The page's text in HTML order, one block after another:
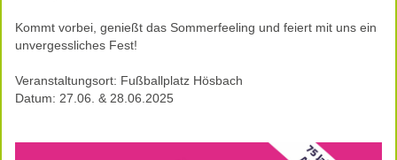
Kommt vorbei, genießt das Sommerfeeling und feiert mit uns ein
unvergessliches Fest!
Veranstaltungsort: Fußballplatz Hösbach
Datum: 27.06. & 28.06.2025